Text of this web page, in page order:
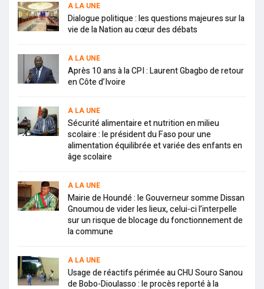
A LA UNE
Dialogue politique : les questions majeures sur la
vie de la Nation au cœur des débats
A LA UNE
Après 10 ans à la CPI : Laurent Gbagbo de retour
en Côte d’Ivoire
A LA UNE
Sécurité alimentaire et nutrition en milieu
scolaire : le président du Faso pour une
alimentation équilibrée et variée des enfants en
âge scolaire
A LA UNE
Mairie de Houndé : le Gouverneur somme Dissan
Gnoumou de vider les lieux, celui-ci l’interpelle
sur un risque de blocage du fonctionnement de
la commune
A LA UNE
Usage de réactifs périmée au CHU Souro Sanou
de Bobo-Dioulasso : le procès reporté à la